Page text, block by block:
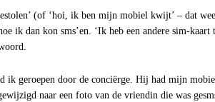
(of ‘hoi, ik ben mijn mobiel kwijt’ – dat
ik dan kon sms’en. ‘Ik heb een andere sim-kaart
ik geroepen door de conciërge. Hij had mijn
naar een foto van de vriendin die was